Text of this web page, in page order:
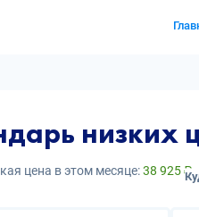
низких
цена в этом месяце:38 925 ₽